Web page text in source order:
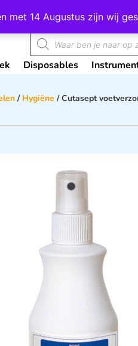
met 14 Augustus zijn wij
4,8 op Google
Disposables
/ Hygiëne / Cutasept